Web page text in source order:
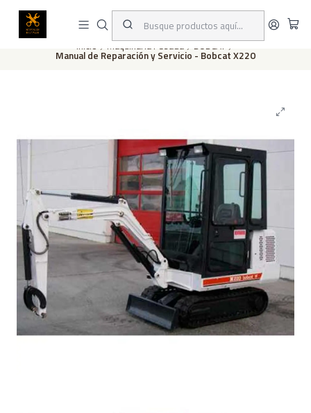
Este es el texto del slide
Inicio Maquinaria Pesada BOBCAT
Manual de Reparación y Servicio - Bobcat X220